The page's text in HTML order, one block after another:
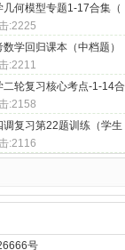
何模型专题1-17合集（
:2225
学回归课本（中档题）
:2211
轮复习核心考点-1-14合
:2158
复习第22题训练（学生
:2116
号